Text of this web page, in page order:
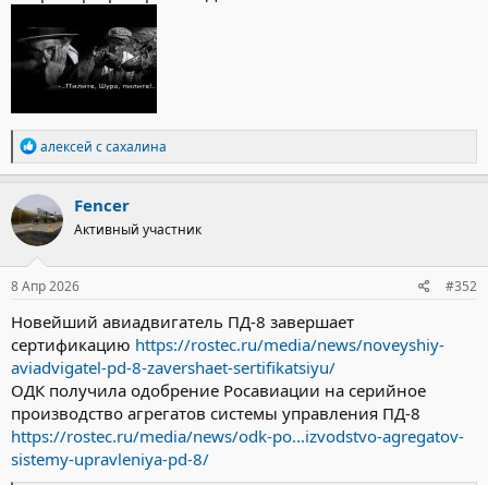
Р
е
а
к
ц
и
и
:
алексей с сахалина
Fencer
Активный участник
8 Апр 2026 #352
Новейший авиадвигатель ПД-8 завершает
сертификацию https://rostec.ru/media/news/noveyshiy-
aviadvigatel-pd-8-zavershaet-sertifikatsiyu/
ОДК получила одобрение Росавиации на серийное
производство агрегатов системы управления ПД-8
https://rostec.ru/media/news/odk-po...izvodstvo-agregatov-
sistemy-upravleniya-pd-8/